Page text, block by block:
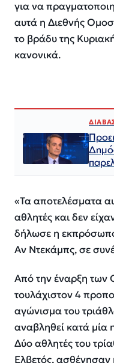
για να
αυτά η Διεθνής
το βράδυ της
κανονικά.
«Τα αποτελέσματα
αθλητές και δεν
δήλωσε η
Αν Ντεκάμπς, σε
Από την έναρξη
τουλάχιστον 4
αγώνισμα του
αναβληθεί κατά μία
Δύο αθλητές του
Ελβετός, ασθένησαν